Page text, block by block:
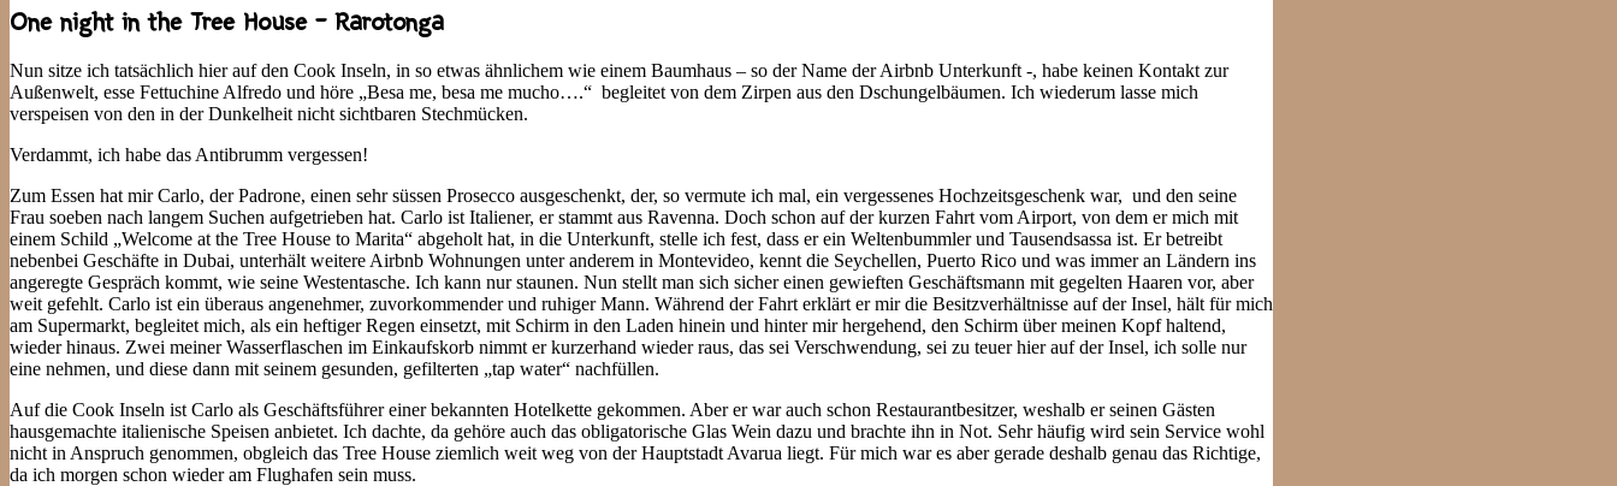
One night in the Tree House – Rarotonga
Nun sitze ich tatsächlich hier auf den Cook Inseln, in so etwas ähnlichem wie einem Baumhaus – so der Name der Airbnb Unterkunft -, habe keinen Kontakt zur
Außenwelt, esse Fettuchine Alfredo und höre „Besa me, besa me mucho….“ begleitet von dem Zirpen aus den Dschungelbäumen. Ich wiederum lasse mich
verspeisen von den in der Dunkelheit nicht sichtbaren Stechmücken.
Verdammt, ich habe das Antibrumm vergessen!
Zum Essen hat mir Carlo, der Padrone, einen sehr süssen Prosecco ausgeschenkt, der, so vermute ich mal, ein vergessenes Hochzeitsgeschenk war, und den seine
Frau soeben nach langem Suchen aufgetrieben hat. Carlo ist Italiener, er stammt aus Ravenna. Doch schon auf der kurzen Fahrt vom Airport, von dem er mich mit
einem Schild „Welcome at the Tree House to Marita“ abgeholt hat, in die Unterkunft, stelle ich fest, dass er ein Weltenbummler und Tausendsassa ist. Er betreibt
nebenbei Geschäfte in Dubai, unterhält weitere Airbnb Wohnungen unter anderem in Montevideo, kennt die Seychellen, Puerto Rico und was immer an Ländern ins
angeregte Gespräch kommt, wie seine Westentasche. Ich kann nur staunen. Nun stellt man sich sicher einen gewieften Geschäftsmann mit gegelten Haaren vor, aber
weit gefehlt. Carlo ist ein überaus angenehmer, zuvorkommender und ruhiger Mann. Während der Fahrt erklärt er mir die Besitzverhältnisse auf der Insel, hält für mich
am Supermarkt, begleitet mich, als ein heftiger Regen einsetzt, mit Schirm in den Laden hinein und hinter mir hergehend, den Schirm über meinen Kopf haltend,
wieder hinaus. Zwei meiner Wasserflaschen im Einkaufskorb nimmt er kurzerhand wieder raus, das sei Verschwendung, sei zu teuer hier auf der Insel, ich solle nur
eine nehmen, und diese dann mit seinem gesunden, gefilterten „tap water“ nachfüllen.
Auf die Cook Inseln ist Carlo als Geschäftsführer einer bekannten Hotelkette gekommen. Aber er war auch schon Restaurantbesitzer, weshalb er seinen Gästen
hausgemachte italienische Speisen anbietet. Ich dachte, da gehöre auch das obligatorische Glas Wein dazu und brachte ihn in Not. Sehr häufig wird sein Service wohl
nicht in Anspruch genommen, obgleich das Tree House ziemlich weit weg von der Hauptstadt Avarua liegt. Für mich war es aber gerade deshalb genau das Richtige,
da ich morgen schon wieder am Flughafen sein muss.